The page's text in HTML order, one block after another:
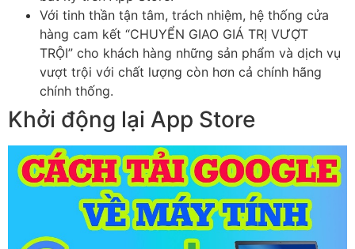
Với tinh thần tận tâm, trách nhiệm, hệ thống cửa
hàng cam kết “CHUYỂN GIAO GIÁ TRỊ VƯỢT
TRỘI” cho khách hàng những sản phẩm và dịch vụ
vượt trội với chất lượng còn hơn cả chính hãng
chính thống.
Khởi động lại App Store